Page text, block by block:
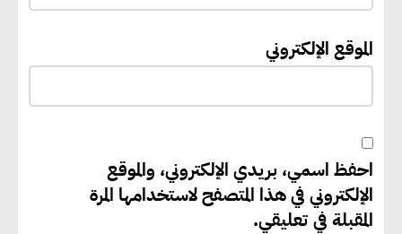
الموقع الإلكتروني
احفظ اسمي، بريدي الإلكتروني، والموقع
الإلكتروني في هذا المتصفح لاستخدامها المرة
المقبلة في تعليقي.
مليون جنيه إسترليني لدعم توسع
المتجددة
جوجل تعلن إضافة 12 جيجاوات
من الطاقة النظيفة وتجنب انبعاث